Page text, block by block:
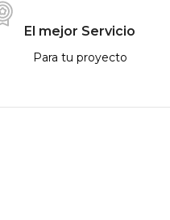
El mejor Servicio
Para tu proyecto